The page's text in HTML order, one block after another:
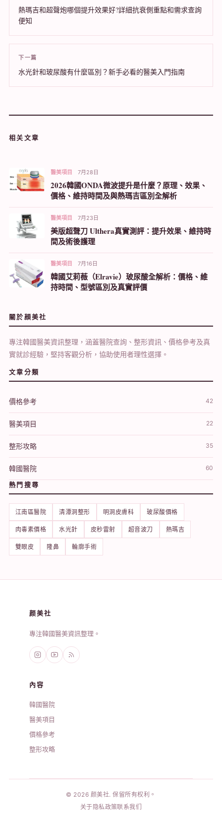
熱瑪吉和超聲炮哪個提升效果好?詳細抗衰側重點和需求查詢
便知
下一篇
水光針和玻尿酸有什麼區別？新手必看的醫美入門指南
相关文章
醫美項目 7月28日
2026韓國ONDA微波提升是什麼？原理、效果、
價格、維持時間及與熱瑪吉區別全解析
醫美項目 7月23日
美版超聲刀 Ulthera真實測評：提升效果、維持時
間及術後護理
醫美項目 7月16日
韓國艾莉薇（Elravie）玻尿酸全解析：價格、維
持時間、型號區別及真實評價
關於顔美社
專注韓國醫美資訊整理，涵蓋醫院查詢、整形資訊、價格參考及真
實就診經驗，堅持客觀分析，協助使用者理性選擇。
文章分類
價格參考 42
醫美項目 22
整形攻略 35
韓國醫院 60
熱門搜尋
江南區醫院 清潭洞整形 明洞皮膚科 玻尿酸價格
肉毒素價格 水光針 皮秒雷射 超音波刀 熱瑪吉
雙眼皮 隆鼻 輪廓手術
颜美社
專注韓國醫美資訊整理。
內容
韓國醫院
醫美項目
價格參考
整形攻略
© 2026 颜美社. 保留所有权利。
关于隐私政策联系我们